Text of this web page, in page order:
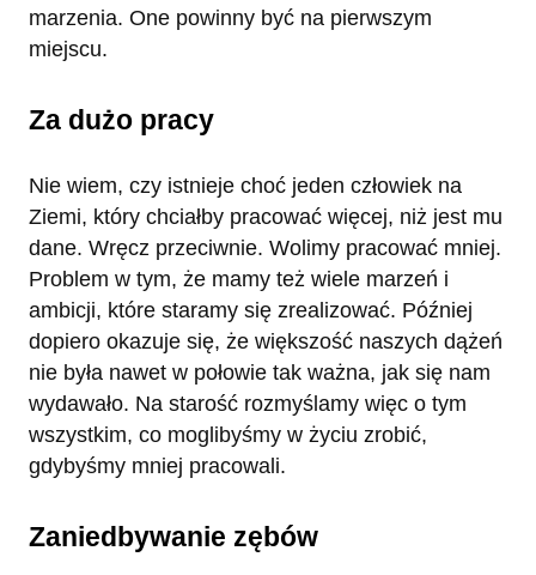
marzenia. One powinny być na pierwszym
miejscu.
Za dużo pracy
Nie wiem, czy istnieje choć jeden człowiek na
Ziemi, który chciałby pracować więcej, niż jest mu
dane. Wręcz przeciwnie. Wolimy pracować mniej.
Problem w tym, że mamy też wiele marzeń i
ambicji, które staramy się zrealizować. Później
dopiero okazuje się, że większość naszych dążeń
nie była nawet w połowie tak ważna, jak się nam
wydawało. Na starość rozmyślamy więc o tym
wszystkim, co moglibyśmy w życiu zrobić,
gdybyśmy mniej pracowali.
Zaniedbywanie zębów